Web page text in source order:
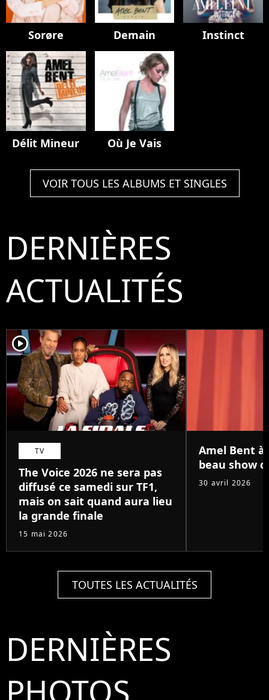
Sorøre Demain Instinct
Délit Mineur Où Je Vais
VOIR TOUS LES ALBUMS ET SINGLES
DERNIÈRES
ACTUALITÉS
player2
TV
The Voice 2026 ne sera pas
diffusé ce samedi sur TF1,
mais on sait quand aura lieu
la grande finale
15 mai 2026
Amel Bent à
beau show
30 avril 2026
TOUTES LES ACTUALITÉS
DERNIÈRES
PHOTOS